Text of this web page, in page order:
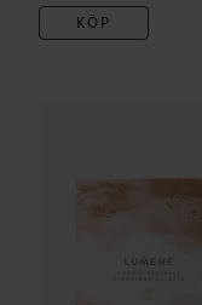
KÖP